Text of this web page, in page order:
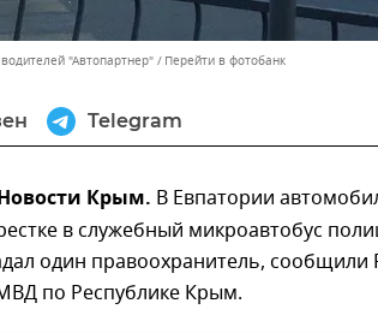
"Автопартнер" Перейти в фотобанк
Telegram
Крым. В Евпатории
в служебный микроавтобус
один правоохранитель, сообщили
по Республике Крым.